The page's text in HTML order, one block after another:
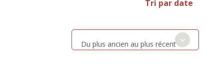
Tri par date
Du plus ancien au plus récent